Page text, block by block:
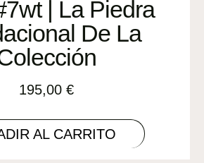
#7wt | La Piedra
De La
195,00 €
AL CARRITO